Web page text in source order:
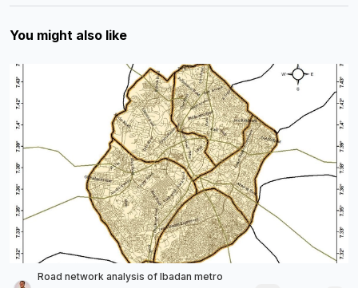
You might also like
Road network analysis of Ibadan metro